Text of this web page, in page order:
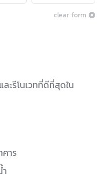
clear form
ะรีโนเวทที่ดีที่สุดใน
คาร